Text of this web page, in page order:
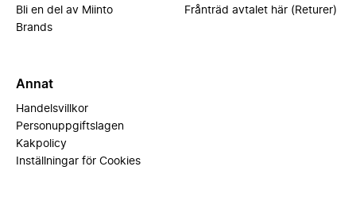
Bli en del av Miinto
Brands
Frånträd avtalet här (Returer)
Annat
Handelsvillkor
Personuppgiftslagen
Kakpolicy
Inställningar för Cookies